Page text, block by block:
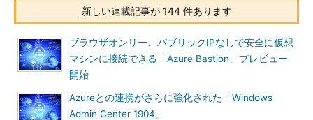
ざっと試用した限り、Azureポータルとほとんど共通の管理機
能および操作が可能なようです（画面4）。Azure Portal App
は、Azureの管理に使用するWindowsマシンで「Microsoft
Edge」や「Google Chrome」「Mozilla Firefox」「Apple
Safari」といったモダンブラウザを利用できない環境向けに、
提供することを目的としているようです。
新しい連載記事が 144 件あります
ブラウザオンリー、パブリックIPなしで安全に仮想
マシンに接続できる「Azure Bastion」プレビュー
開始
Azureとの連携がさらに強化された「Windows
Admin Center 1904」